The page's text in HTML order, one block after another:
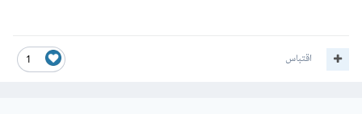
1 اقتباس